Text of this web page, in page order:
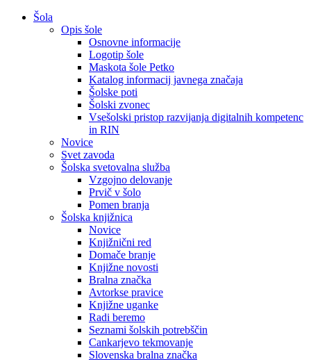
Šola
Opis šole
Osnovne informacije
Logotip šole
Maskota šole Petko
Katalog informacij javnega značaja
Šolske poti
Šolski zvonec
Vsešolski pristop razvijanja digitalnih kompetenc
in RIN
Novice
Svet zavoda
Šolska svetovalna služba
Vzgojno delovanje
Prvič v šolo
Pomen branja
Šolska knjižnica
Novice
Knjižnični red
Domače branje
Knjižne novosti
Bralna značka
Avtorkse pravice
Knjižne uganke
Radi beremo
Seznami šolskih potrebščin
Cankarjevo tekmovanje
Slovenska bralna značka